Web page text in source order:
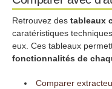
Retrouvez des tableaux
caratéristiques
eux. Ces tableaux
fonctionnalités de
Comparer